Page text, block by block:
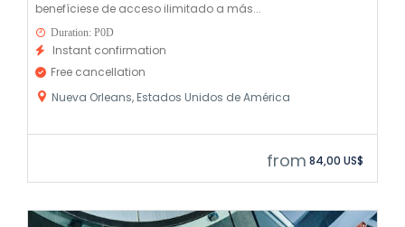
benefíciese de acceso ilimitado a más...
Duration: P0D
Instant confirmation
Free cancellation
Nueva Orleans, Estados Unidos de América
from 84,00 US$